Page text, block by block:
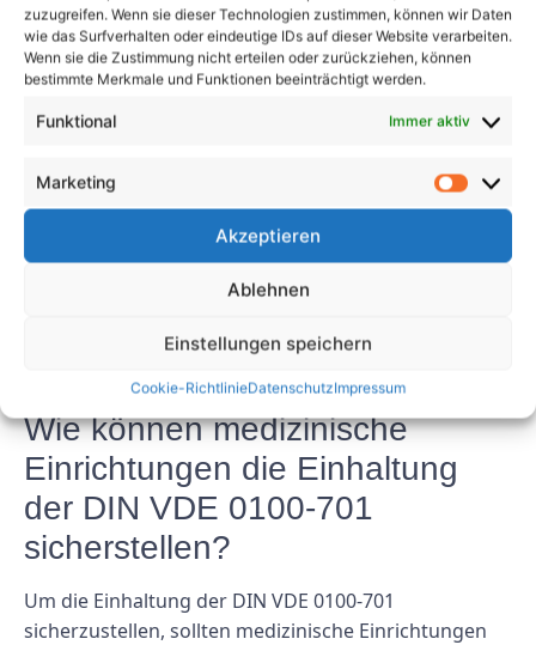
zuzugreifen. Wenn sie dieser Technologien zustimmen, können wir Daten
wie das Surfverhalten oder eindeutige IDs auf dieser Website verarbeiten.
Wenn sie die Zustimmung nicht erteilen oder zurückziehen, können
bestimmte Merkmale und Funktionen beeinträchtigt werden.
Funktional Immer aktiv
Marketing
Akzeptieren
Ablehnen
Einstellungen speichern
Cookie-RichtlinieDatenschutzImpressum
Nichtbeachtung der DIN VDE
0100-701?
Die Nichtbeachtung der Anforderungen der DIN VDE
einschließlich der Gefahr von Stromschlägen,
Bränden und anderen elektrischen Gefahren.
Darüber hinaus kann die Nichteinhaltung zu
rechtlichen Strafen und Bußgeldern für medizinische
möglichen Klagen im Falle eines Stromausfalls
Wie können medizinische
Einrichtungen die Einhaltung
der DIN VDE 0100-701
sicherstellen?
Um die Einhaltung der DIN VDE 0100-701
sicherzustellen, sollten medizinische Einrichtungen